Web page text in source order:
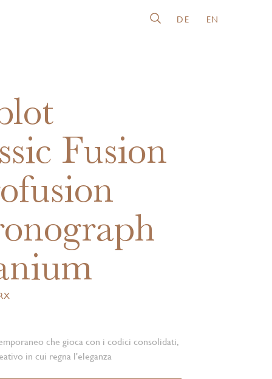
DE EN
Fusion
che gioca con i codici consolidati,
in cui regna l'eleganza